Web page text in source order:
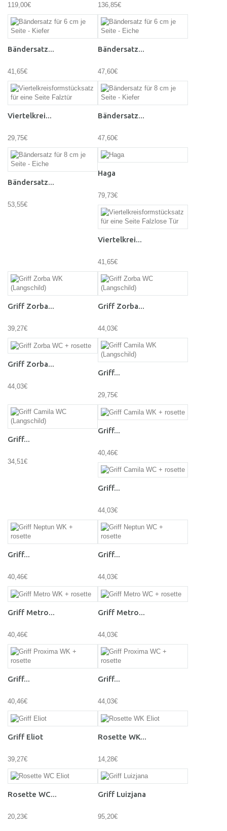
119,00€ 136,85€
Bändersatz...
41,65€
Bändersatz...
47,60€
Viertelkrei...
29,75€
Bändersatz...
47,60€
Bändersatz...
53,55€
Haga
79,73€
Viertelkrei...
41,65€
Griff Zorba...
39,27€
Griff Zorba...
44,03€
Griff Zorba...
44,03€
Griff...
29,75€
Griff...
34,51€
Griff...
40,46€
Griff...
44,03€
Griff...
40,46€
Griff...
44,03€
Griff Metro...
40,46€
Griff Metro...
44,03€
Griff...
40,46€
Griff...
44,03€
Griff Eliot
39,27€
Rosette WK...
14,28€
Rosette WC...
20,23€
Griff Luizjana
95,20€